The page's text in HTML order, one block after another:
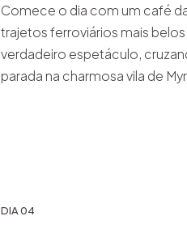
Comece o dia com um café
trajetos ferroviários mais
verdadeiro espetáculo,
parada na charmosa vila de
DIA 04